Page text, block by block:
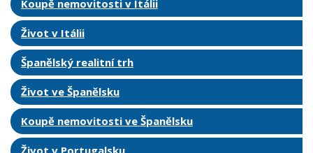
Koupě nemovitosti v Itálii
Život v Itálii
Španělský realitní trh
Život ve Španělsku
Koupě nemovitosti ve Španělsku
Život v Portugalsku